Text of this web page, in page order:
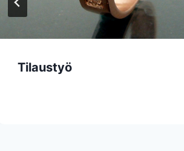
Tilaustyö